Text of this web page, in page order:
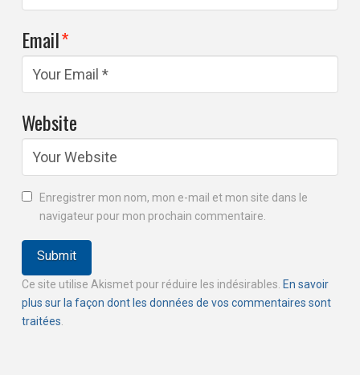
Email*
Website
Enregistrer mon nom, mon e-mail et mon site dans le
navigateur pour mon prochain commentaire.
Ce site utilise Akismet pour réduire les indésirables. En savoir
plus sur la façon dont les données de vos commentaires sont
traitées